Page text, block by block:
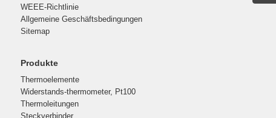
WEEE-Richtlinie
Allgemeine Geschäftsbedingungen
Sitemap
Produkte
Thermoelemente
Widerstands-thermometer, Pt100
Thermoleitungen
Steckverbinder